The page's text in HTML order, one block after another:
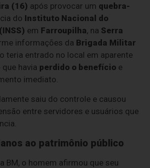
(16) após provocar um quebra-
do Instituto Nacional do
em Farroupilha, na Serra
informações da Brigada Militar
teria entrado no local em aparente
que havia perdido o benefício e
imediato.
saiu do controle e causou
entre servidores e usuários que
ao patrimônio público
BM, o homem afirmou que seu